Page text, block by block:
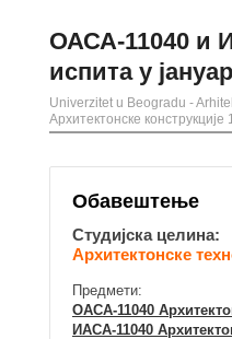
ОАСА-11040 и
испита у
Univerzitet u Beogradu -
Архитектонске
Обавештење
Студијска целина:
Архитектонске
Предмети:
ОАСА-11040
ИАСА-11040